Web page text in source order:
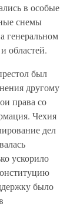
в особые
снемы
генеральном
областей.
был
другому
права со
Чехия
дел
ускорило
было